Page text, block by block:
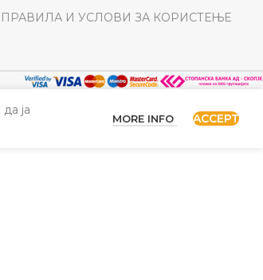
ПРАВИЛА И УСЛОВИ ЗА КОРИСТЕЊЕ
ја
MORE INFO ACCEPT